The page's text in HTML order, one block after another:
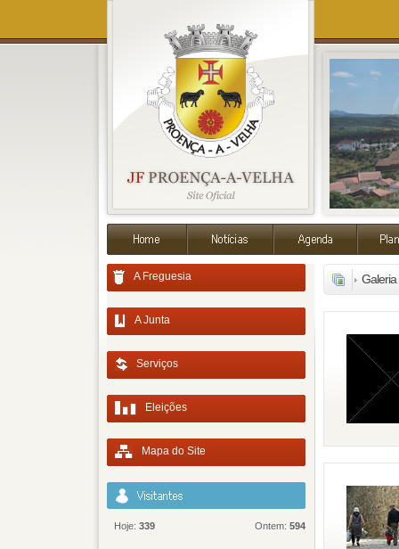
A Freguesia
A Junta
Serviços
Eleições
Mapa do Site
Hoje: 339 Ontem: 594